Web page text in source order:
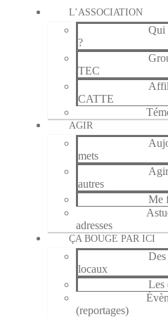
L’ASSOCIATION
Qui
?
TEC
CATTE
AGIR
mets
autres
Me
adresses
ÇA BOUGE PAR ICI
Des
locaux
Les
(reportages)